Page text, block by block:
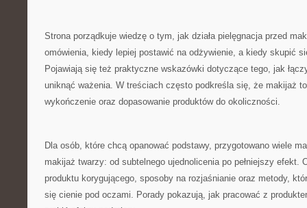
Strona porządkuje wiedzę o tym, jak działa pielęgnacja przed
omówienia, kiedy lepiej postawić na odżywienie, a kiedy skupić
Pojawiają się też praktyczne wskazówki dotyczące tego, jak
uniknąć ważenia. W treściach często podkreśla się, że makijaż
wykończenie oraz dopasowanie produktów do okoliczności.
Dla osób, które chcą opanować podstawy, przygotowano wiele
makijaż twarzy: od subtelnego ujednolicenia po pełniejszy efekt.
produktu korygującego, sposoby na rozjaśnianie oraz metody,
się cienie pod oczami. Porady pokazują, jak pracować z